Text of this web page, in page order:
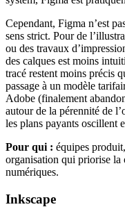
Cependant, Figma n’est
sens strict. Pour de
ou des travaux
des calques est moins
tracé restent moins précis
passage à un modèle
Adobe (finalement
autour de la pérennité de
les plans payants oscillent
Pour qui : équipes
organisation qui priorise la
numériques.
Inkscape